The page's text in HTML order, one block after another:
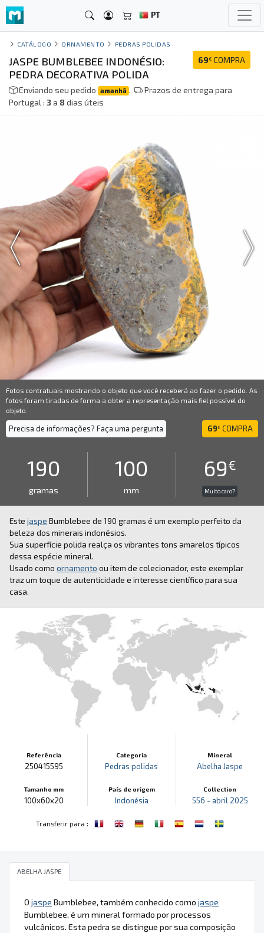
PT
CATÁLOGO ORNAMENTO PEDRAS POLIDAS
69€ COMPRA
JASPE BUMBLEBEE INDONÉSIO:
PEDRA DECORATIVA POLIDA
Enviando seu pedido amanhã .
Prazos de entrega para
Portugal : 3a 8dias úteis
Fotos contratuais mostrando o objeto que você receberá ao fazer o pedido. As
fotos foram tiradas de forma a obter a representação mais fiel possível do
objeto.
Precisa de informações? Faça uma pergunta 69€ COMPRA
190
gramas
100
mm
69€
Muito caro?
Este jaspe Bumblebee de 190 gramas é um exemplo perfeito da
beleza dos minerais indonésios.
Sua superfície polida realça os vibrantes tons amarelos típicos
dessa espécie mineral.
Usado como ornamento ou item de colecionador, este exemplar
traz um toque de autenticidade e interesse científico para sua
casa.
Referência
250415595
Tamanho mm
100x60x20
Categoria
Pedras polidas
País de origem
Indonésia
Mineral
Abelha Jaspe
Collection
556 - abril 2025
Transferir para :
ABELHA JASPE
O jaspe Bumblebee, também conhecido como jaspe
Bumblebee, é um mineral formado por processos
vulcânicos. Esta pedra se distingue por sua composição